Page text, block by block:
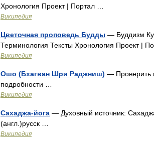
Хронология Проект | Портал …
Википедия
Цветочная проповедь Будды — Буддизм
Терминология Тексты Хронология Проект |
Википедия
Ошо (Бхагван Шри Раджниш) — Проверить
подробности …
Википедия
Сахаджа-йога — Духовный источник:
(англ.)русск …
Википедия